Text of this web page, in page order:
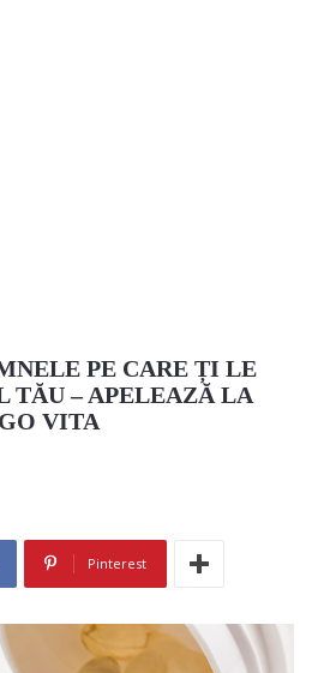
PE CARE ȚI LE
TĂU – APELEAZĂ LA
VITA
Pinterest